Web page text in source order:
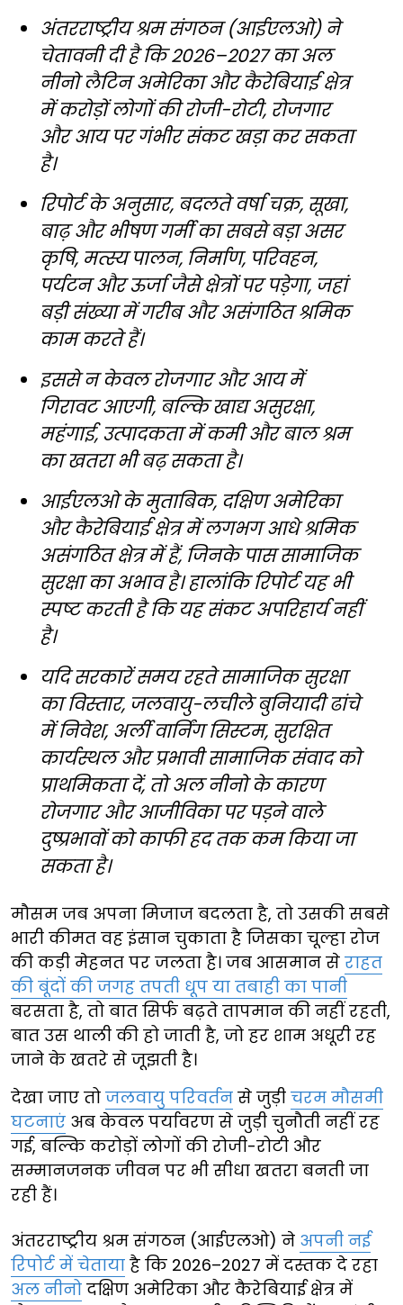
अंतरराष्ट्रीय श्रम संगठन (आईएलओ) ने
चेतावनी दी है कि 2026–2027 का अल
नीनो लैटिन अमेरिका और कैरेबियाई क्षेत्र
में करोड़ों लोगों की रोजी-रोटी, रोजगार
और आय पर गंभीर संकट खड़ा कर सकता
है।
रिपोर्ट के अनुसार, बदलते वर्षा चक्र, सूखा,
बाढ़ और भीषण गर्मी का सबसे बड़ा असर
कृषि, मत्स्य पालन, निर्माण, परिवहन,
पर्यटन और ऊर्जा जैसे क्षेत्रों पर पड़ेगा, जहां
बड़ी संख्या में गरीब और असंगठित श्रमिक
काम करते हैं।
इससे न केवल रोजगार और आय में
गिरावट आएगी, बल्कि खाद्य असुरक्षा,
महंगाई, उत्पादकता में कमी और बाल श्रम
का खतरा भी बढ़ सकता है।
आईएलओ के मुताबिक, दक्षिण अमेरिका
और कैरेबियाई क्षेत्र में लगभग आधे श्रमिक
असंगठित क्षेत्र में हैं, जिनके पास सामाजिक
सुरक्षा का अभाव है। हालांकि रिपोर्ट यह भी
स्पष्ट करती है कि यह संकट अपरिहार्य नहीं
है।
यदि सरकारें समय रहते सामाजिक सुरक्षा
का विस्तार, जलवायु-लचीले बुनियादी ढांचे
में निवेश, अर्ली वार्निंग सिस्टम, सुरक्षित
कार्यस्थल और प्रभावी सामाजिक संवाद को
प्राथमिकता दें, तो अल नीनो के कारण
रोजगार और आजीविका पर पड़ने वाले
दुष्प्रभावों को काफी हद तक कम किया जा
सकता है।
मौसम जब अपना मिजाज बदलता है, तो उसकी सबसे
भारी कीमत वह इंसान चुकाता है जिसका चूल्हा रोज
की कड़ी मेहनत पर जलता है। जब आसमान से राहत
की बूंदों की जगह तपती धूप या तबाही का पानी
बरसता है, तो बात सिर्फ बढ़ते तापमान की नहीं रहती,
बात उस थाली की हो जाती है, जो हर शाम अधूरी रह
जाने के खतरे से जूझती है।
देखा जाए तो जलवायु परिवर्तन से जुड़ी चरम मौसमी
घटनाएं अब केवल पर्यावरण से जुड़ी चुनौती नहीं रह
गई, बल्कि करोड़ों लोगों की रोजी-रोटी और
सम्मानजनक जीवन पर भी सीधा खतरा बनती जा
रही हैं।
अंतरराष्ट्रीय श्रम संगठन (आईएलओ) ने अपनी नई
रिपोर्ट में चेताया है कि 2026–2027 में दस्तक दे रहा
अल नीनो दक्षिण अमेरिका और कैरेबियाई क्षेत्र में